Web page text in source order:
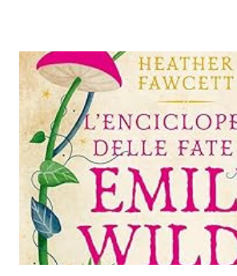
Umani sono finiti: è stata chiamata a
alleanza per mantenere la pace tra i
acerrimi nemici, i Lupi, e non vede altra
arrendersi allo scambio. I Lupi sono
e il loro capo, Lowe Moreland, non fa
suo branco con severa autorità, ma non
differenza del Consiglio dei Vampiri,
È chiaro, d...